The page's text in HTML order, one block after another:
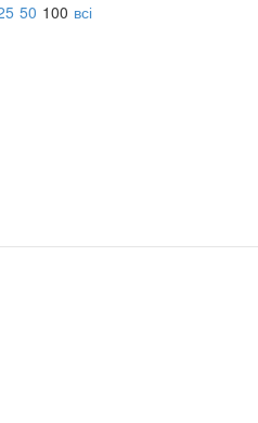
50 100 всі